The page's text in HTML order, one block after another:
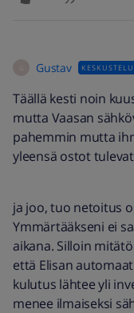
Gustav
Täällä kesti noin
mutta Vaasan
pahemmin mutta
yleensä ostot
ja joo, tuo netoitus
Ymmärtääkseni ei
aikana. Silloin
että Elisan
kulutus lähtee yli
menee ilmaiseksi